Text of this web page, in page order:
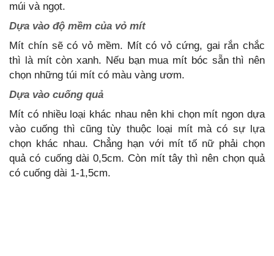
múi và ngọt.
Dựa vào độ mềm của vỏ mít
Mít chín sẽ có vỏ mềm. Mít có vỏ cứng, gai rắn chắc
thì là mít còn xanh. Nếu bạn mua mít bóc sẵn thì nên
chọn những túi mít có màu vàng ươm.
Dựa vào cuống quả
Mít có nhiều loại khác nhau nên khi chọn mít ngon dựa
vào cuống thì cũng tùy thuộc loại mít mà có sự lựa
chọn khác nhau. Chẳng hạn với mít tố nữ phải chọn
quả có cuống dài 0,5cm. Còn mít tây thì nên chọn quả
có cuống dài 1-1,5cm.